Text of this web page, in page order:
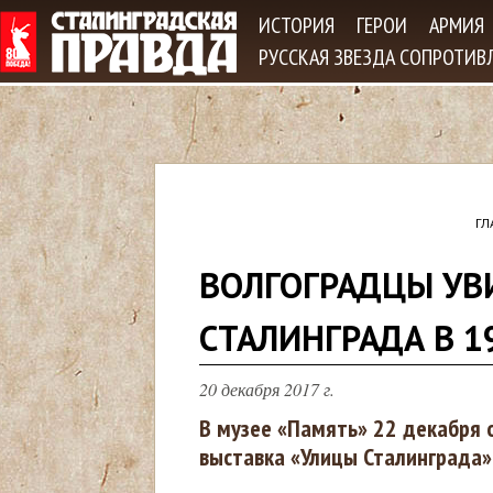
ИСТОРИЯ ГЕРОИ
АРМИЯ
РУССКАЯ ЗВЕЗДА
з
д
е
ВОЛГОГРАДЦЫ
СТАЛИНГРАДА В
20 декабря 2017 г.
В музее «Память» 22 декабря
выставка «Улицы